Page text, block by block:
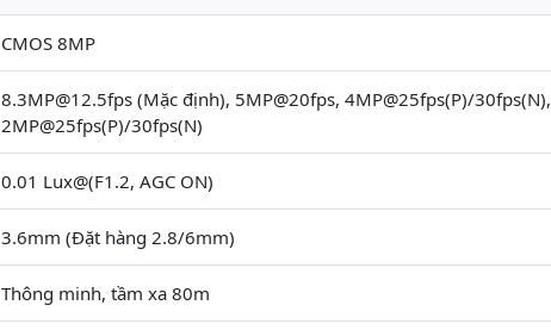
CMOS 8MP
8.3MP@12.5fps (Mặc định), 5MP@20fps, 4MP@25fps(P)/30fps(N),
2MP@25fps(P)/30fps(N)
0.01 Lux@(F1.2, AGC ON)
3.6mm (Đặt hàng 2.8/6mm)
Thông minh, tầm xa 80m